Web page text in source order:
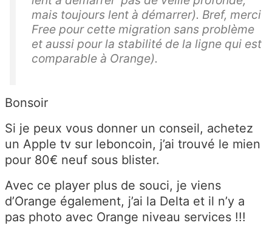
mais toujours lent à démarrer). Bref, merci
Free pour cette migration sans problème
et aussi pour la stabilité de la ligne qui est
comparable à Orange).
Bonsoir
Si je peux vous donner un conseil, achetez
un Apple tv sur leboncoin, j’ai trouvé le mien
pour 80€ neuf sous blister.
Avec ce player plus de souci, je viens
d’Orange également, j’ai la Delta et il n’y a
pas photo avec Orange niveau services !!!